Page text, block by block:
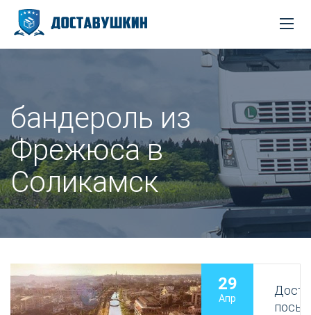
бандероль из
Фрежюса в
Соликамск
29
Апр